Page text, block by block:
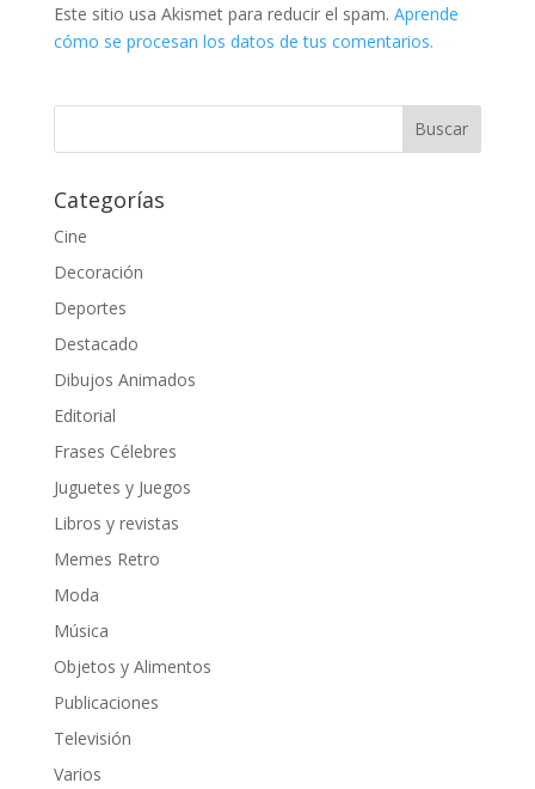
Este sitio usa Akismet para reducir el spam. Aprende
cómo se procesan los datos de tus comentarios.
Categorías
Cine
Decoración
Deportes
Destacado
Dibujos Animados
Editorial
Frases Célebres
Juguetes y Juegos
Libros y revistas
Memes Retro
Moda
Música
Objetos y Alimentos
Publicaciones
Televisión
Varios